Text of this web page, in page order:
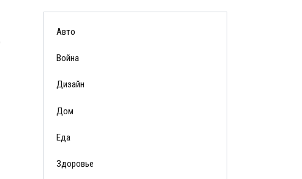
Авто
Война
Дизайн
Дом
Еда
Здоровье